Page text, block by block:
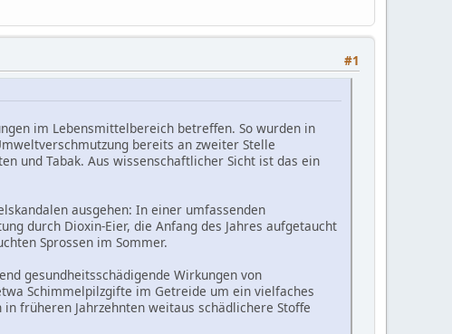
#1
im Lebensmittelbereich betreffen. So wurden in
bereits an zweiter Stelle
und Tabak. Aus wissenschaftlicher Sicht ist das ein
ausgehen: In einer umfassenden
durch Dioxin-Eier, die Anfang des Jahres aufgetaucht
Sprossen im Sommer.
gesundheitsschädigende Wirkungen von
Schimmelpilzgifte im Getreide um ein vielfaches
früheren Jahrzehnten weitaus schädlichere Stoffe